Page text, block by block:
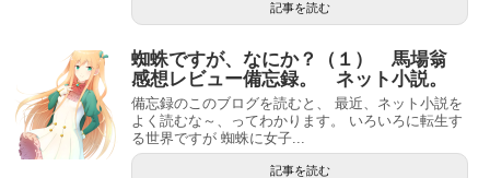
記事を読む
蜘蛛ですが、なにか？（１） 馬場翁
感想レビュー備忘録。 ネット小説。
備忘録のこのブログを読むと、 最近、ネット小説を
よく読むな～、ってわかります。 いろいろに転生す
る世界ですが 蜘蛛に女子...
記事を読む